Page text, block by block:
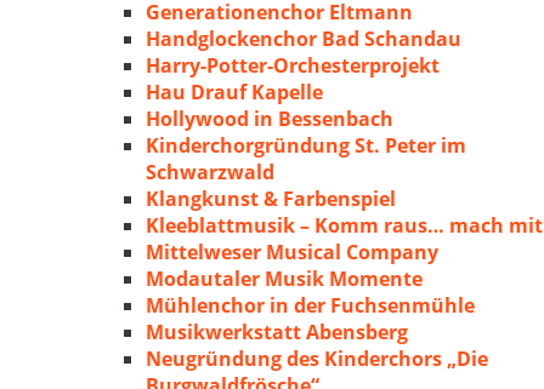
Generationenchor Eltmann
Handglockenchor Bad Schandau
Harry-Potter-Orchesterprojekt
Hau Drauf Kapelle
Hollywood in Bessenbach
Kinderchorgründung St. Peter im
Schwarzwald
Klangkunst & Farbenspiel
Kleeblattmusik – Komm raus… mach mit
Mittelweser Musical Company
Modautaler Musik Momente
Mühlenchor in der Fuchsenmühle
Musikwerkstatt Abensberg
Neugründung des Kinderchors „Die